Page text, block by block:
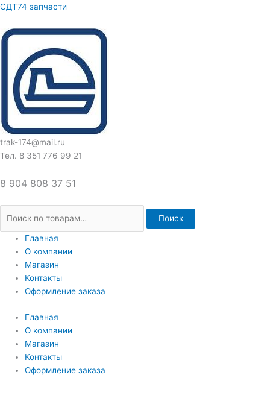
Перейти
содержимому
СДТ74 запчасти
trak-174@mail.ru
Тел. 8 351 776 99 21
8 904 808 37 51
Искать:
Поиск
Главная
О компании
Магазин
Контакты
Оформление заказа
Главная
О компании
Магазин
Контакты
Оформление заказа